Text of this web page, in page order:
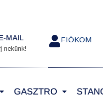
MAIL
nekünk!
FIÓKOM
GASZTRO